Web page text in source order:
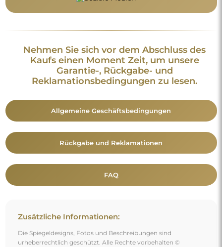
Nehmen Sie sich vor dem Abschluss des
Kaufs einen Moment Zeit, um unsere
Garantie-, Rückgabe- und
Reklamationsbedingungen zu lesen.
Allgemeine Geschäftsbedingungen
Rückgabe und Reklamationen
FAQ
Zusätzliche Informationen:
Die Spiegeldesigns, Fotos und Beschreibungen sind
urheberrechtlich geschützt. Alle Rechte vorbehalten ©